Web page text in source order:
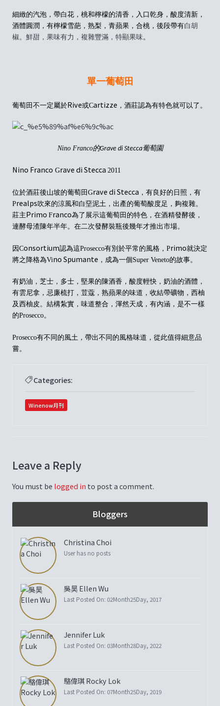
細緻的汽泡，帶白花，桃和檸檬的清香，入口乾身，酸度清新，
酒體圓潤，有檸檬雪葩，熟梨，青蘋果，合桃，後段帶有白胡
椒。鮮甜，果味有力，複雜豐滿，特顯果味。
單一葡萄田
葡萄田不一定屬於Rive或Cartizze ，酒莊認為有特色就可以了。
Nino Franco的Grave di Stecca葡萄園
Nino Franco Grave di Stecca 2011
位於酒莊後山坡的葡萄田Grave di Stecca ， 有良好的日照 ， 有
Prealps吹來的涼風和白堊泥土 ， 出產的葡萄酸度足 ， 夠複雜。
莊主Primo Franco為了展示這葡萄田 的特色 ， 在酒精發酵後 ，
連酵母渣陳年半年。在二次發酵裝瓶後幾年才推出市場。
因Consortium認為這Prosecco有別於平常的風格，Primo就決定
將之降格為Vino Spumante ，成為一個Super Veneto的故事。
有奶油，芝士，多士，堅果的陳酒香，酸度輕快，奶油的酒體，
有雲尼拿，忌廉梳打，荳蔻，熟蘋果的味道，收結帶礦物， 西柚
及西柚皮。結構紮實，味道整合，渾然天成，有內涵，是不一樣
的Prosecco。
Prosecco有不同的風土，帶出不同的風格味道，從此值得細意品
嘗。
Categories:
Winenow月刊
Leave a Reply
You must be logged in to post a comment.
Bloggers
Christina Choi
User has no posts
吳昊 Ellen Wu
Last Posted On: 02Month25Day, 2017
Jennifer Luk
Last Posted On: 03Month28Day, 2022
駱偉琪 Rocky Lok
Last Posted On: 07Month25Day, 2019